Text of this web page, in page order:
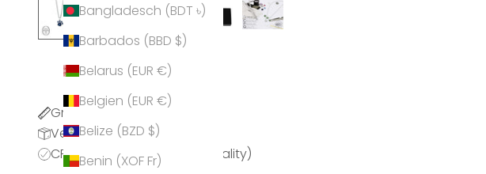
Bangladesch (BDT ৳)
Barbados (BBD $)
Belarus (EUR €)
Belgien (EUR €)
Belize (BZD $)
Benin (XOF Fr)
Größentabelle
Versandinformationen
CPQ (CRYSTALP Premium Quality)